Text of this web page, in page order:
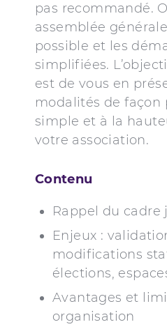
pas recommandé.
assemblée
possible et les
simplifiées.
est de vous en
modalités de façon
simple et à la
votre association.
Contenu
Rappel du cadre
Enjeux :
modifications
élections,
Avantages et
organisation